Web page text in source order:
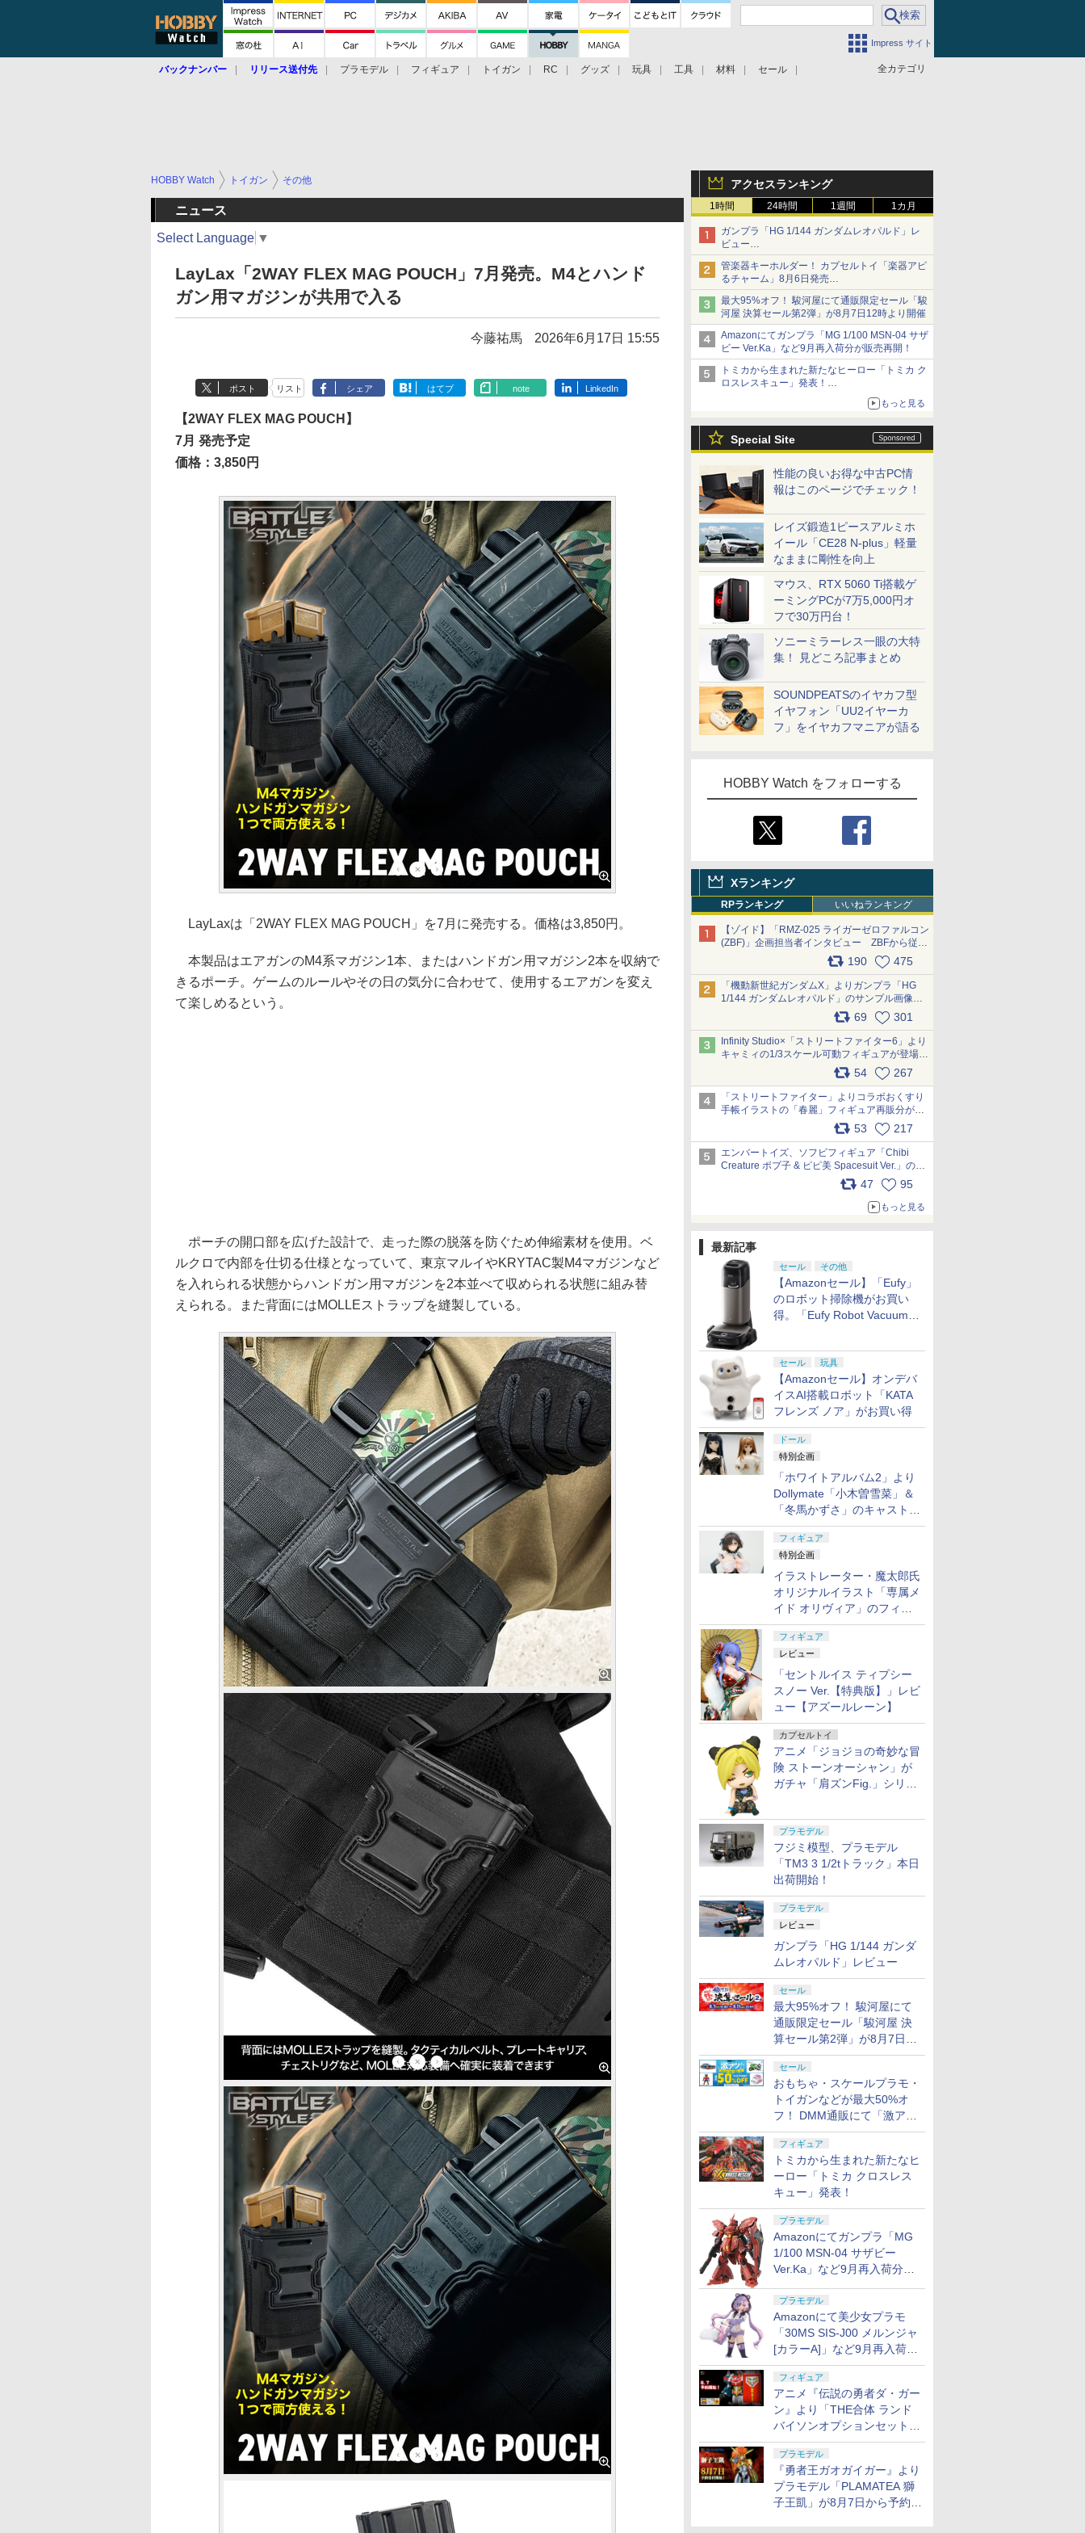
Impress サイト
全カテゴリ
バックナンバー リリース送付先 プラモデル フィギュア トイガン RC グッズ 玩具 工具 材料 セール
アクセスランキング
1時間 24時間 1週間 1カ月
ガンプラ「HG 1/144 ガンダムレオパルド」レ
ビュー
『機動新世紀ガンダムX』30周年！インナーア
ームガトリングの変形機構まで再現し最新フォ
ーマットでキット化！
管楽器キーホルダー！ カプセルトイ「楽器アピ
るチャーム」8月6日発売
チューバ、テナサクなど5種各3色
最大95%オフ！ 駿河屋にて通販限定セール「駿
河屋 決算セール第2弾」が8月7日12時より開催
Amazonにてガンプラ「MG 1/100 MSN-04 サザ
ビー Ver.Ka」など9月再入荷分が販売再開！
トミカから生まれた新たなヒーロー「トミカ ク
ロスレスキュー」発表！
もっと見る
Special Site
性能の良いお得な中古PC情
報はこのページでチェック！
レイズ鍛造1ピースアルミホ
イール「CE28 N-plus」軽量
なままに剛性を向上
マウス、RTX 5060 Ti搭載ゲ
ーミングPCが7万5,000円オ
フで30万円台！
ソニーミラーレス一眼の大特
集！ 見どころ記事まとめ
SOUNDPEATSのイヤカフ型
イヤフォン「UU2イヤーカ
フ」をイヤカフマニアが語る
HOBBY Watch をフォローする
Xランキング
RPランキング いいねランキング
【ゾイド】「RMZ-025 ライガーゼロファルコン
(ZBF)」企画担当者インタビュー ZBFから従来
デザインまで再現可能なボリューム満点のキッ
ト pic.x.com/6zOqQAQKkX
190 475
「機動新世紀ガンダムX」よりガンプラ「HG
1/144 ガンダムレオパルド」のサンプル画像が
69 301
Infinity Studio×「ストリートファイター6」より
キャミィの1/3スケール可動フィギュアが登場
54 267
「ストリートファイター」よりコラボおくすり
手帳イラストの「春麗」フィギュア再販分が本
日出荷開始 pic.x.com/toUc1MHr41
53 217
エンバートイズ、ソフビフィギュア「Chibi
Creature ポプ子 & ピピ美 Spacesuit Ver.」の発
売中止を発表 pic.x.com/Ri45iFeYjn
47 95
もっと見る
最新記事
セール その他
【Amazonセール】「Eufy」
のロボット掃除機がお買い
得。「Eufy Robot Vacuum
セール 玩具
【Amazonセール】オンデバ
イスAI搭載ロボット「KATA
フレンズ ノア」がお買い得
ドール
特別企画
「ホワイトアルバム2」より
Dollymate「小木曽雪菜」＆
「冬馬かずさ」のキャストド
ール実物見本が東京フィギュ
アギャラリーにて展示中
フィギュア
特別企画
イラストレーター・魔太郎氏
オリジナルイラスト「専属メ
イド オリヴィア」のフィギ
ュア彩色原型が東京フィギュ
アギャラリーにて展示中
フィギュア
レビュー
「セントルイス ティプシー
スノー Ver.【特典版】」レビ
ュー【アズールレーン】
カプセルトイ
アニメ「ジョジョの奇妙な冒
険 ストーンオーシャン」が
ガチャ「肩ズンFig.」シリー
プラモデル
フジミ模型、プラモデル
「TM3 3 1/2tトラック」本日
出荷開始！
プラモデル
レビュー
ガンプラ「HG 1/144 ガンダ
ムレオパルド」レビュー
セール
最大95%オフ！ 駿河屋にて
通販限定セール「駿河屋 決
算セール第2弾」が8月7日12
時より開催
セール
おもちゃ・スケールプラモ・
トイガンなどが最大50%オ
フ！ DMM通販にて「激ア
ツ！おもちゃ・ホビー夏セー
ル」が開催
フィギュア
トミカから生まれた新たなヒ
ーロー「トミカ クロスレス
キュー」発表！
プラモデル
Amazonにてガンプラ「MG
1/100 MSN-04 サザビー
Ver.Ka」など9月再入荷分が
プラモデル
Amazonにて美少女プラモ
「30MS SIS-J00 メルンジャ
[カラーA]」など9月再入荷分
が販売再開！
フィギュア
アニメ『伝説の勇者ダ・ガー
ン』より「THE合体 ランド
バイソンオプションセット」
が8月7日から予約受付開始！
プラモデル
『勇者王ガオガイガー』より
プラモデル「PLAMATEA 獅
子王凱」が8月7日から予約受
HOBBY Watch トイガン その他
ニュース
Select Language ▼
LayLax「2WAY FLEX MAG POUCH」7月発売。M4とハンド
ガン用マガジンが共用で入る
今藤祐馬 2026年6月17日 15:55
ポスト リスト シェア はてブ note LinkedIn
【2WAY FLEX MAG POUCH】
7月 発売予定
価格：3,850円
LayLaxは「2WAY FLEX MAG POUCH」を7月に発売する。価格は3,850円。
本製品はエアガンのM4系マガジン1本、またはハンドガン用マガジン2本を収納で
きるポーチ。ゲームのルールやその日の気分に合わせて、使用するエアガンを変え
て楽しめるという。
ポーチの開口部を広げた設計で、走った際の脱落を防ぐため伸縮素材を使用。ベ
ルクロで内部を仕切る仕様となっていて、東京マルイやKRYTAC製M4マガジンなど
を入れられる状態からハンドガン用マガジンを2本並べて収められる状態に組み替
えられる。また背面にはMOLLEストラップを縫製している。